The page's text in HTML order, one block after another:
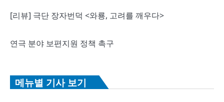
[리뷰] 극단 장자번덕 <와룡, 고려를 깨우다>
연극 분야 보편지원 정책 촉구
메뉴별 기사 보기